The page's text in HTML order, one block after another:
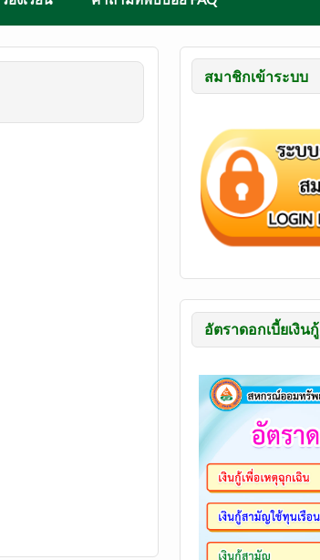
สมาชิกเข้าระบบ
อัตราดอกเบี้ยเงินกู้